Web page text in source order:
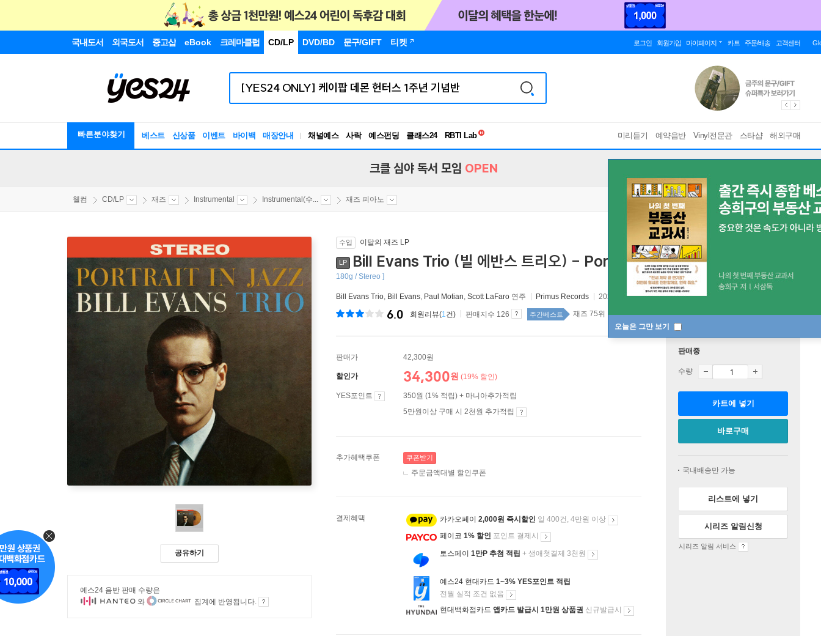
국내도서 외국도서 중고샵 eBook 크레마클럽 CD/LP DVD/BD 문구/GIFT 티켓 로그인 회원가입 마이페이지 카트 주문/배송 고객센터
빠른분야찾기 베스트 신상품 이벤트 바이백 매장안내 채널예스 사락 예스펀딩 클래스24
독서유형검사
미리듣기 예약음반 Vinyl전문관 스타샵 해외구매
오늘은 그만 보기
크클 심야 독서 모임 OPEN
웰컴 CD/LP 재즈 Instrumental Instrumental(수... 재즈 피아노
공유하기
예스24 음반 판매 수량은
와
집계에 반영됩니다.
수입 이달의 재즈 LP
LP Bill Evans Trio (빌 에반스 트리오) - Portrait in Jazz [마블 컬러 LP]
180g / Stereo ]
Bill Evans Trio, Bill Evans, Paul Motian, Scott LaFaro 연주 Primus Records 2026년 06월 16일
6.0 회원리뷰(1건) 판매지수 126 주간베스트 재즈 75위
판매가 42,300원
할인가 34,300원 (19% 할인)
YES포인트
350원 (1% 적립) + 마니아추가적립
5만원이상 구매 시 2천원 추가적립
추가혜택쿠폰 쿠폰받기
주문금액대별 할인쿠폰
결제혜택 카카오페이 2,000원 즉시할인 일 400건, 4만원 이상
페이코 1% 할인 포인트 결제시
토스페이 1만P 추첨 적립 + 생애첫결제 3천원
예스24 현대카드 1~3% YES포인트 적립
전월 실적 조건 없음
현대백화점카드 앱카드 발급시 1만원 상품권 신규발급시
판매중
수량
카트에 넣기
바로구매
국내배송만 가능
리스트에 넣기
시리즈 알림신청
시리즈 알림 서비스